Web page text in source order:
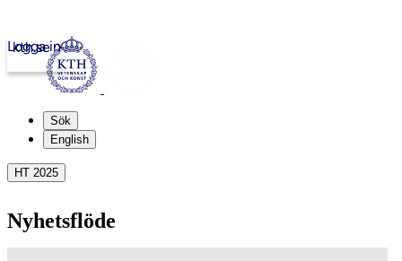
kth.se
Logga in
Sök
English
HT 2025
Nyhetsflöde